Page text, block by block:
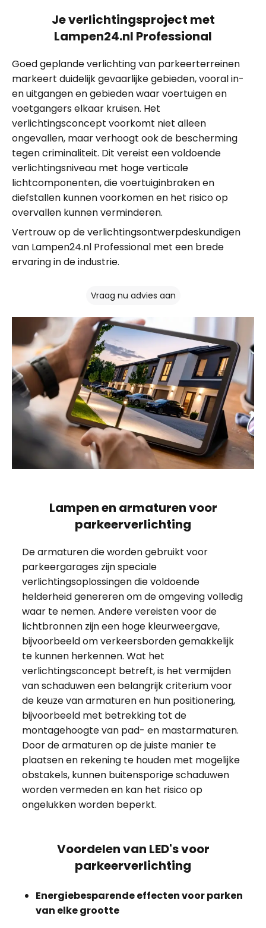
Je verlichtingsproject met
Lampen24.nl Professional
Goed geplande verlichting van parkeerterreinen
markeert duidelijk gevaarlijke gebieden, vooral in-
en uitgangen en gebieden waar voertuigen en
voetgangers elkaar kruisen. Het
verlichtingsconcept voorkomt niet alleen
ongevallen, maar verhoogt ook de bescherming
tegen criminaliteit. Dit vereist een voldoende
verlichtingsniveau met hoge verticale
lichtcomponenten, die voertuiginbraken en
diefstallen kunnen voorkomen en het risico op
overvallen kunnen verminderen.
Vertrouw op de verlichtingsontwerpdeskundigen
van Lampen24.nl Professional met een brede
ervaring in de industrie.
Vraag nu advies aan
Lampen en armaturen voor
parkeerverlichting
De armaturen die worden gebruikt voor
parkeergarages zijn speciale
verlichtingsoplossingen die voldoende
helderheid genereren om de omgeving volledig
waar te nemen. Andere vereisten voor de
lichtbronnen zijn een hoge kleurweergave,
bijvoorbeeld om verkeersborden gemakkelijk
te kunnen herkennen. Wat het
verlichtingsconcept betreft, is het vermijden
van schaduwen een belangrijk criterium voor
de keuze van armaturen en hun positionering,
bijvoorbeeld met betrekking tot de
montagehoogte van pad- en mastarmaturen.
Door de armaturen op de juiste manier te
plaatsen en rekening te houden met mogelijke
obstakels, kunnen buitensporige schaduwen
worden vermeden en kan het risico op
ongelukken worden beperkt.
Voordelen van LED's voor
parkeerverlichting
Energiebesparende effecten voor parken
van elke grootte